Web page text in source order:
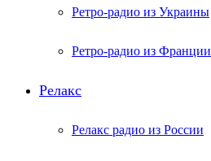
Ретро-радио из Украины
Ретро-радио из Франции
Релакс
Релакс радио из России